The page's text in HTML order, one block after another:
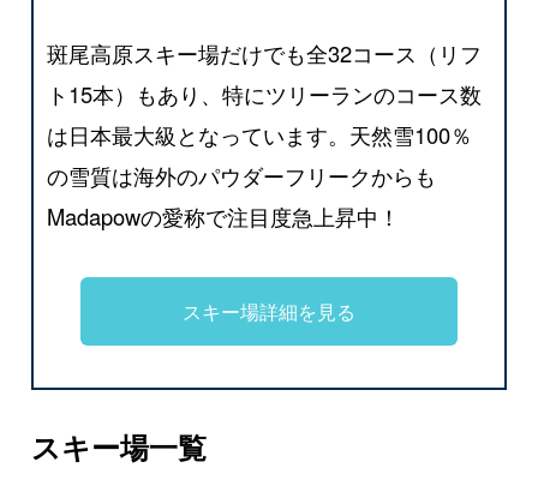
斑尾高原スキー場だけでも全32コース（リフ
ト15本）もあり、特にツリーランのコース数
は日本最大級となっています。天然雪100％
の雪質は海外のパウダーフリークからも
Madapowの愛称で注目度急上昇中！
スキー場詳細を見る
スキー場一覧